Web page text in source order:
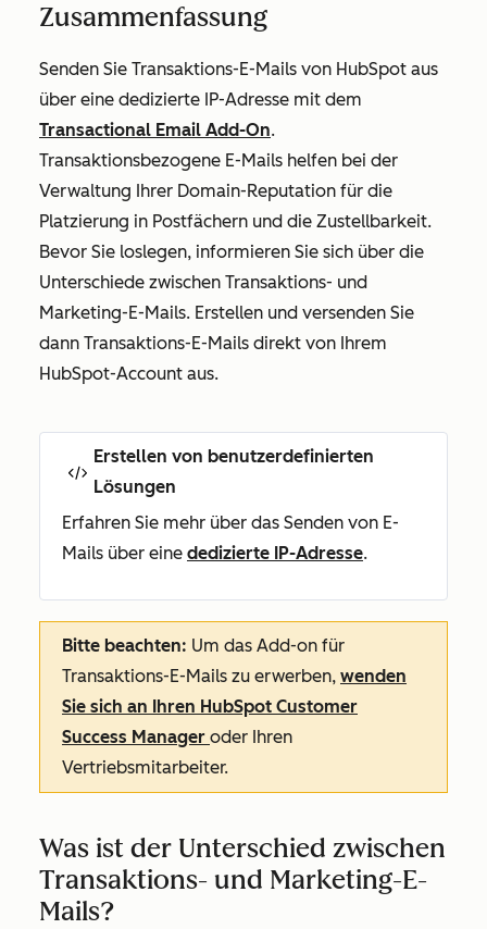
Zusammenfassung
Senden Sie Transaktions-E-Mails von HubSpot aus
über eine dedizierte IP-Adresse mit dem
Transactional Email Add-On.
Transaktionsbezogene E-Mails helfen bei der
Verwaltung Ihrer Domain-Reputation für die
Platzierung in Postfächern und die Zustellbarkeit.
Bevor Sie loslegen, informieren Sie sich über die
Unterschiede zwischen Transaktions- und
Marketing-E-Mails. Erstellen und versenden Sie
dann Transaktions-E-Mails direkt von Ihrem
HubSpot-Account aus.
Erstellen von benutzerdefinierten
Lösungen
Erfahren Sie mehr über das Senden von E-
Mails über eine dedizierte IP-Adresse.
Bitte beachten: Um das Add-on für
Transaktions-E-Mails zu erwerben, wenden
Sie sich an Ihren HubSpot Customer
Success Manager oder Ihren
Vertriebsmitarbeiter.
Was ist der Unterschied zwischen
Transaktions- und Marketing-E-
Mails?